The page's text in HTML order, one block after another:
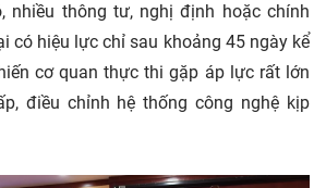
nhiều thông tư, nghị định hoặc chính
có hiệu lực chỉ sau khoảng 45 ngày kể
cơ quan thực thi gặp áp lực rất lớn
điều chỉnh hệ thống công nghệ kịp